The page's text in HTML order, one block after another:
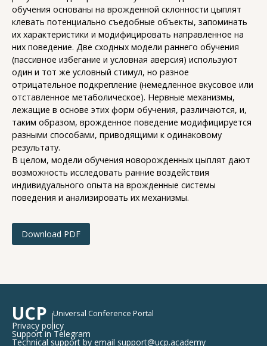
обучения основаны на врожденной склонности цыплят
клевать потенциально съедобные объекты, запоминать
их характеристики и модифицировать направленное на
них поведение. Две сходных модели раннего обучения
(пассивное избегание и условная аверсия) используют
один и тот же условный стимул, но разное
отрицательное подкрепление (немедленное вкусовое или
отставленное метаболическое). Нервные механизмы,
лежащие в основе этих форм обучения, различаются, и,
таким образом, врожденное поведение модифицируется
разными способами, приводящими к одинаковому
результату.
В целом, модели обучения новорожденных цыплят дают
возможность исследовать ранние воздействия
индивидуального опыта на врожденные системы
поведения и анализировать их механизмы.
Download PDF
UCP Universal Conference Portal
Privacy policy
Support in Telegram
Technical support by email support@ucp.academy